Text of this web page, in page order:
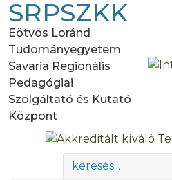
SRPSZKK
Eötvös Loránd
Tudományegyetem
Savaria Regionális
Pedagógiai
Szolgáltató és Kutató
Központ